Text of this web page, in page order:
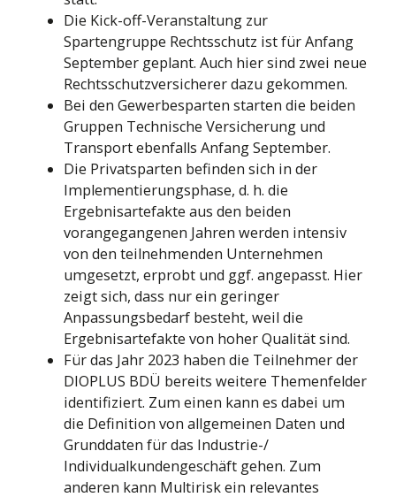
Die Kick-off-Veranstaltung zur
Spartengruppe Rechtsschutz ist für Anfang
September geplant. Auch hier sind zwei neue
Rechtsschutzversicherer dazu gekommen.
Bei den Gewerbesparten starten die beiden
Gruppen Technische Versicherung und
Transport ebenfalls Anfang September.
Die Privatsparten befinden sich in der
Implementierungsphase, d. h. die
Ergebnisartefakte aus den beiden
vorangegangenen Jahren werden intensiv
von den teilnehmenden Unternehmen
umgesetzt, erprobt und ggf. angepasst. Hier
zeigt sich, dass nur ein geringer
Anpassungsbedarf besteht, weil die
Ergebnisartefakte von hoher Qualität sind.
Für das Jahr 2023 haben die Teilnehmer der
DIOPLUS BDÜ bereits weitere Themenfelder
identifiziert. Zum einen kann es dabei um
die Definition von allgemeinen Daten und
Grunddaten für das Industrie-/
Individualkundengeschäft gehen. Zum
anderen kann Multirisk ein relevantes